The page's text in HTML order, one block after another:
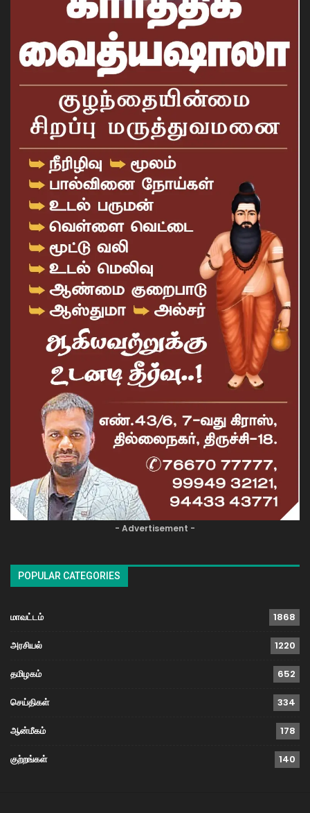
- Advertisement -
POPULAR CATEGORIES
மாவட்டம் 1868
அரசியல் 1220
தமிழகம் 652
செய்திகள் 334
ஆன்மீகம் 178
குற்றங்கள் 140